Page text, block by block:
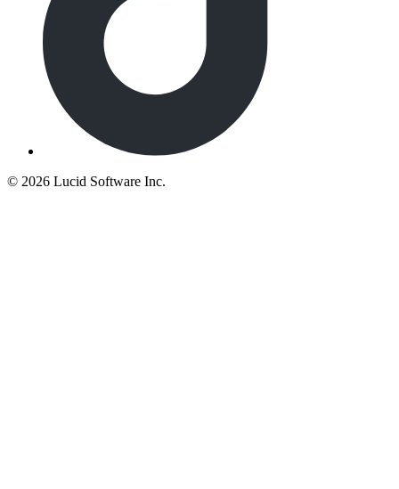
© 2026 Lucid Software Inc.